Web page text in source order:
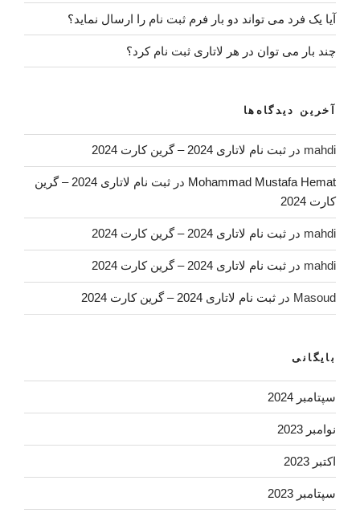
آیا یک فرد می تواند دو بار فرم ثبت نام را ارسال نماید؟
چند بار می توان در هر لاتاری ثبت نام کرد؟
آخرین دیدگاه‌ها
mahdi در ثبت نام لاتاری 2024 – گرین کارت 2024
Mohammad Mustafa Hemat در
ثبت نام لاتاری 2024 – گرین
کارت 2024
mahdi در ثبت نام لاتاری 2024 – گرین کارت 2024
mahdi در ثبت نام لاتاری 2024 – گرین کارت 2024
Masoud در ثبت نام لاتاری 2024 – گرین کارت 2024
بایگانی
سپتامبر 2024
نوامبر 2023
اکتبر 2023
سپتامبر 2023